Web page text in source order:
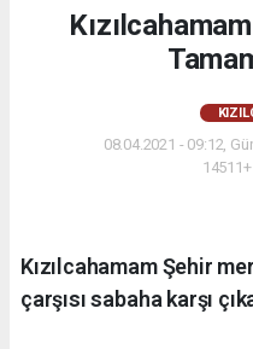
08.04.2021 - 09:12,
Kızılcahamam Şehir
çarşısı sabaha karşı